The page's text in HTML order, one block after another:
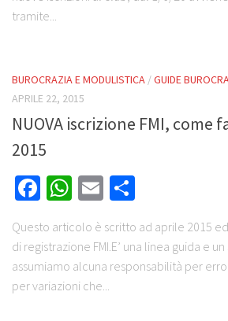
tramite...
BUROCRAZIA E MODULISTICA /GUIDE
APRILE 22, 2015
NUOVA iscrizione FMI, come
2015
Facebook
WhatsApp
Email
Questo articolo è scritto ad aprile 2015
di registrazione FMI.E’ una linea guida e
assumiamo alcuna responsabilità per
per variazioni che...